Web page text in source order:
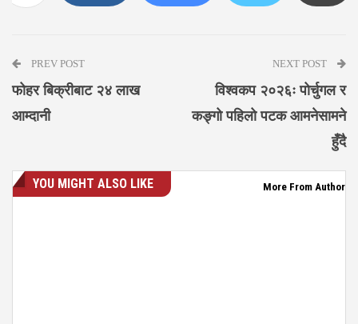
PREV POST
फोहर बिक्रीबाट २४ लाख
आम्दानी
NEXT POST
विश्वकप २०२६ः पोर्चुगल र
कङ्गो पहिलो पटक आमनेसामने
हुँदै
YOU MIGHT ALSO LIKE More From Author